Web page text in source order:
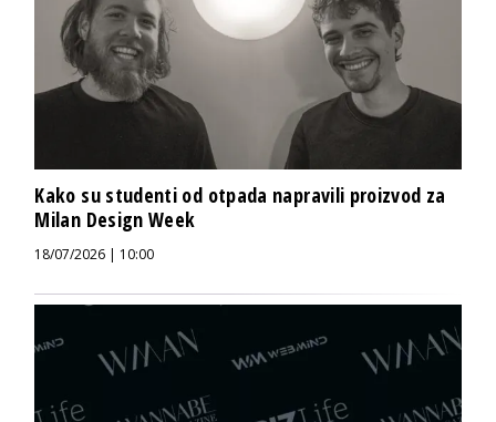
Kako su studenti od otpada napravili proizvod za
Milan Design Week
18/07/2026 | 10:00